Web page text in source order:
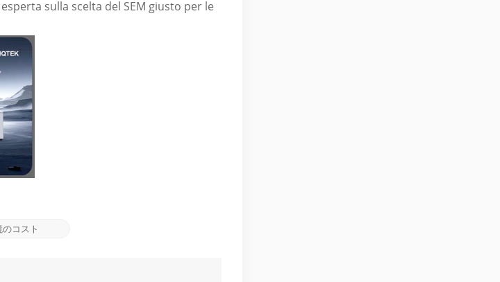
sulla scelta del SEM giusto per le
コスト